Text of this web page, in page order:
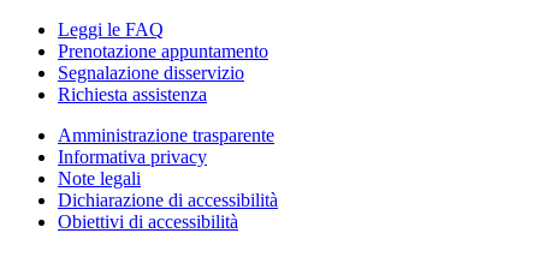
Leggi le FAQ
Prenotazione appuntamento
Segnalazione disservizio
Richiesta assistenza
Amministrazione trasparente
Informativa privacy
Note legali
Dichiarazione di accessibilità
Obiettivi di accessibilità